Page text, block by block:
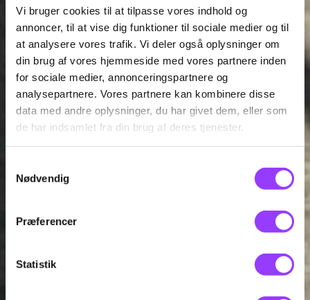
Vi bruger cookies til at tilpasse vores indhold og
annoncer, til at vise dig funktioner til sociale medier og til
at analysere vores trafik. Vi deler også oplysninger om
din brug af vores hjemmeside med vores partnere inden
for sociale medier, annonceringspartnere og
analysepartnere. Vores partnere kan kombinere disse
data med andre oplysninger, du har givet dem, eller som
de har indsamlet fra din brug af deres tjenester.
Nødvendig
Præferencer
Statistik